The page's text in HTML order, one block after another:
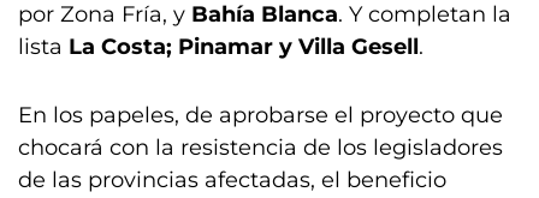
por Zona Fría, y Bahía Blanca. Y completan la
lista La Costa; Pinamar y Villa Gesell.
En los papeles, de aprobarse el proyecto que
chocará con la resistencia de los legisladores
de las provincias afectadas, el beneficio